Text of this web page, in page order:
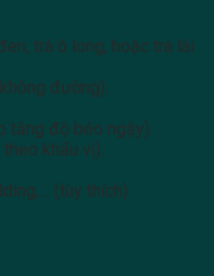
trà ô long, hoặc trà lài
đường).
tăng độ béo ngậy).
khẩu vị).
(tùy thích).